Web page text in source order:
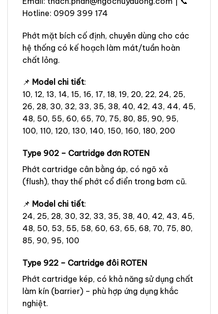
Hotline: 0909 399 174
Phớt mặt bích cố định, chuyên dùng cho các
hệ thống có kế hoạch làm mát/tuần hoàn
chất lỏng.
📌 Model chi tiết:
10, 12, 13, 14, 15, 16, 17, 18, 19, 20, 22, 24, 25,
26, 28, 30, 32, 33, 35, 38, 40, 42, 43, 44, 45,
48, 50, 55, 60, 65, 70, 75, 80, 85, 90, 95,
100, 110, 120, 130, 140, 150, 160, 180, 200
Type 902 – Cartridge đơn ROTEN
Phớt cartridge cân bằng áp, có ngõ xả
(flush), thay thế phớt cổ điển trong bơm cũ.
📌 Model chi tiết:
24, 25, 28, 30, 32, 33, 35, 38, 40, 42, 43, 45,
48, 50, 53, 55, 58, 60, 63, 65, 68, 70, 75, 80,
85, 90, 95, 100
Type 922 – Cartridge đôi ROTEN
Phớt cartridge kép, có khả năng sử dụng chất
làm kín (barrier) – phù hợp ứng dụng khắc
nghiệt.